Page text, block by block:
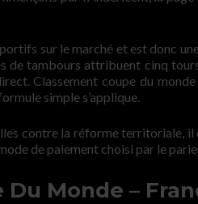
sur le marché et est donc
de tambours attribuent cinq
Classement coupe du monde
simple s’applique.
contre la réforme territoriale,
de paiement choisi par le
Monde –